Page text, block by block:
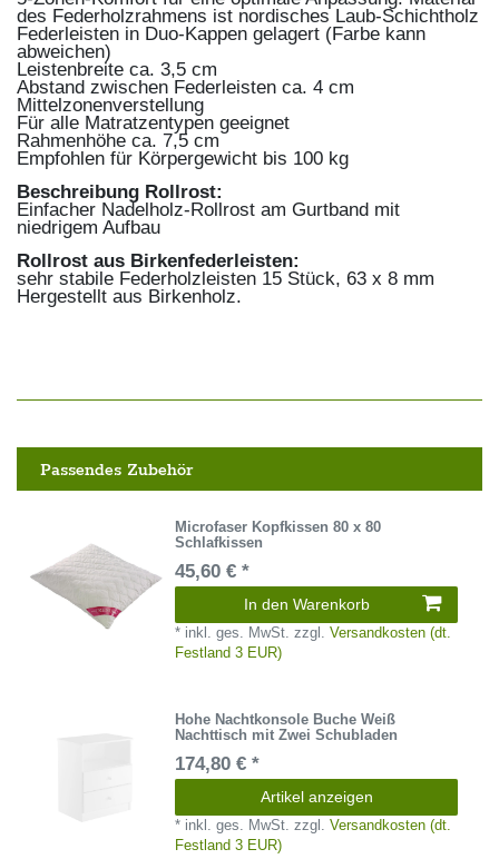
des Federholzrahmens ist nordisches Laub-Schichtholz
Federleisten in Duo-Kappen gelagert (Farbe kann
abweichen)
Leistenbreite ca. 3,5 cm
Abstand zwischen Federleisten ca. 4 cm
Mittelzonenverstellung
Für alle Matratzentypen geeignet
Rahmenhöhe ca. 7,5 cm
Empfohlen für Körpergewicht bis 100 kg
Beschreibung Rollrost:
Einfacher Nadelholz-Rollrost am Gurtband mit
niedrigem Aufbau
Rollrost aus Birkenfederleisten:
sehr stabile Federholzleisten 15 Stück, 63 x 8 mm
Hergestellt aus Birkenholz.
Passendes Zubehör
Microfaser Kopfkissen 80 x 80
Schlafkissen
45,60 € *
In den Warenkorb
* inkl. ges. MwSt. zzgl.Versandkosten (dt.
Festland 3 EUR)
Hohe Nachtkonsole Buche Weiß
Nachttisch mit Zwei Schubladen
174,80 € *
Artikel anzeigen
* inkl. ges. MwSt. zzgl.Versandkosten (dt.
Festland 3 EUR)